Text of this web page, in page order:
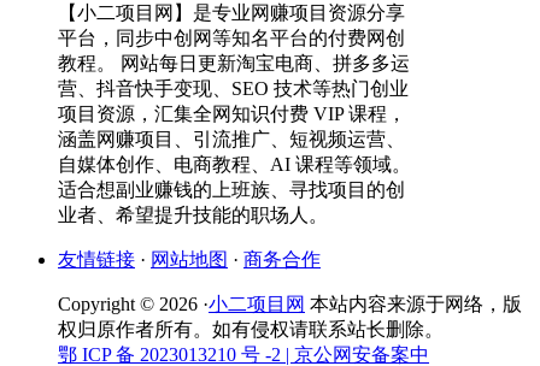
【小二项目网】是专业网赚项目资源分享
平台，同步中创网等知名平台的付费网创
教程。 网站每日更新淘宝电商、拼多多运
营、抖音快手变现、SEO 技术等热门创业
项目资源，汇集全网知识付费 VIP 课程，
涵盖网赚项目、引流推广、短视频运营、
自媒体创作、电商教程、AI 课程等领域。
适合想副业赚钱的上班族、寻找项目的创
业者、希望提升技能的职场人。
友情链接 · 网站地图 · 商务合作
Copyright © 2026 ·小二项目网 本站内容来源于网络，版
权归原作者所有。如有侵权请联系站长删除。
鄂 ICP 备 2023013210 号 -2 | 京公网安备案中